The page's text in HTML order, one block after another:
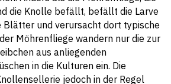
die Knolle befällt, befällt die Larve
Blätter und verursacht dort typische
Möhrenfliege wandern nur die zur
aus anliegenden
in die Kulturen ein. Die
jedoch in der Regel